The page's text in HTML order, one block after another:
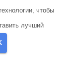
— Война и мир
— Война и мир
чтобы
лучший